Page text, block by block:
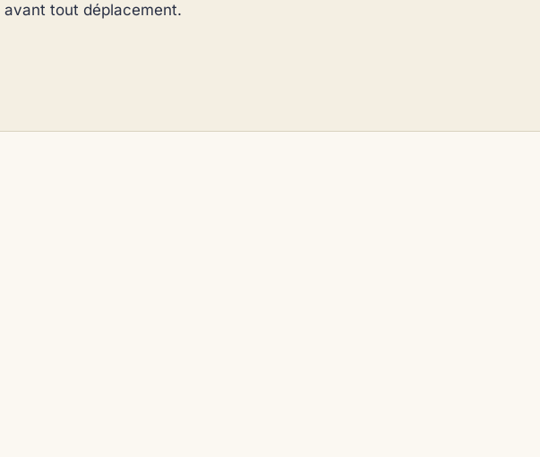
tout déplacement.